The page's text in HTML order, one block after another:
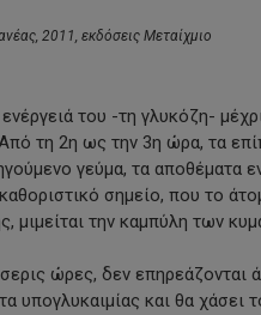
2011, εκδόσεις Μεταίχμιο
του -τη γλυκόζη-
τη 2η ως την 3η ώρα, τα
γεύμα, τα αποθέματα
σημείο, που το
μιμείται την καμπύλη των
ώρες, δεν επηρεάζονται
και θα χάσει